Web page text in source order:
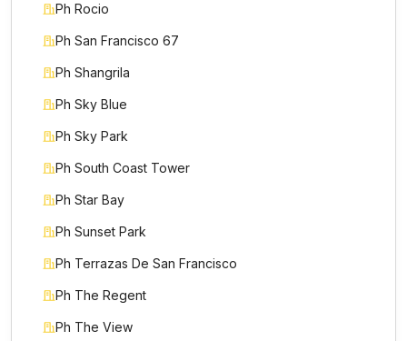
Ph Rocio
Ph San Francisco 67
Ph Shangrila
Ph Sky Blue
Ph Sky Park
Ph South Coast Tower
Ph Star Bay
Ph Sunset Park
Ph Terrazas De San Francisco
Ph The Regent
Ph The View